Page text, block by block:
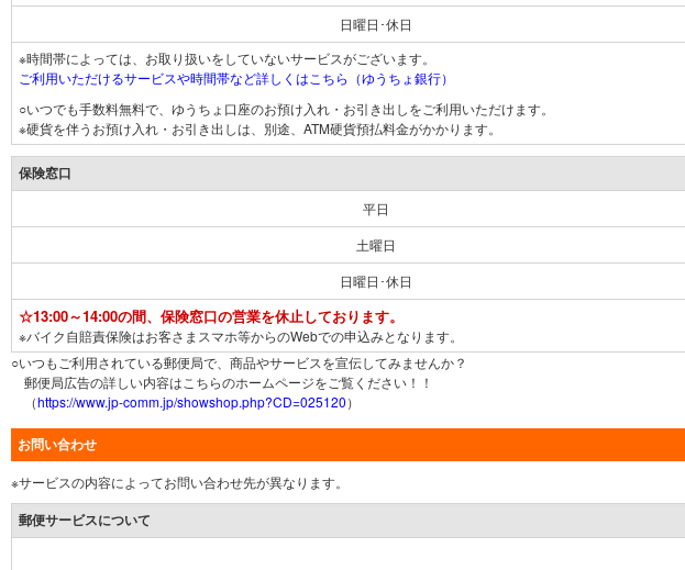
日曜日･休日
※時間帯によっては、お取り扱いをしていないサービスがございます。
ご利用いただけるサービスや時間帯など詳しくはこちら（ゆうちょ銀行）
○いつでも手数料無料で、ゆうちょ口座のお預け入れ・お引き出しをご利用いただけます。
※硬貨を伴うお預け入れ・お引き出しは、別途、ATM硬貨預払料金がかかります。
保険窓口
平日
土曜日
日曜日･休日
☆13:00～14:00の間、保険窓口の営業を休止しております。
※バイク自賠責保険はお客さまスマホ等からのWebでの申込みとなります。
○いつもご利用されている郵便局で、商品やサービスを宣伝してみませんか？
郵便局広告の詳しい内容はこちらのホームページをご覧ください！！
（https://www.jp-comm.jp/showshop.php?CD=025120）
お問い合わせ
※サービスの内容によってお問い合わせ先が異なります。
郵便サービスについて